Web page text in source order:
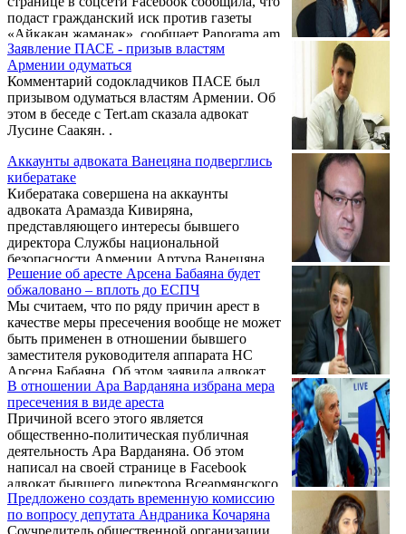
подаст гражданский иск против газеты
«Айкакан жаманак», сообщает Panorama.am.
Заявление ПАСЕ - призыв властям
Армении одуматься
Комментарий содокладчиков ПАСЕ был
призывом одуматься властям Армении. Об
этом в беседе с Tert.am сказала адвокат
Лусине Саакян. .
Аккаунты адвоката Ванецяна подверглись
кибератаке
Кибератака совершена на аккаунты
адвоката Арамазда Кивиряна,
представляющего интересы бывшего
директора Службы национальной
безопасности Армении Артура Ванецяна.
Об этом сообщила адвокат Лусине Саакян.
Решение об аресте Арсена Бабаяна будет
обжаловано – вплоть до ЕСПЧ
Мы считаем, что по ряду причин арест в
качестве меры пресечения вообще не может
быть применен в отношении бывшего
заместителя руководителя аппарата НС
Арсена Бабаяна. Об этом заявила адвокат
Бабаяна Лусине Саакян в беседе с
журналистами.
В отношении Ара Варданяна избрана мера
пресечения в виде ареста
Причиной всего этого является
общественно-политическая публичная
деятельность Ара Варданяна. Об этом
написал на своей странице в Facebook
адвокат бывшего директора Всеармянского
фонда «Айастан» Ара Варданяна Ерванд
Варосян, касаясь сегодняшнего решения
Предложено создать временную комиссию
по вопросу депутата Андраника Кочаряна
Соучредитель общественной организации